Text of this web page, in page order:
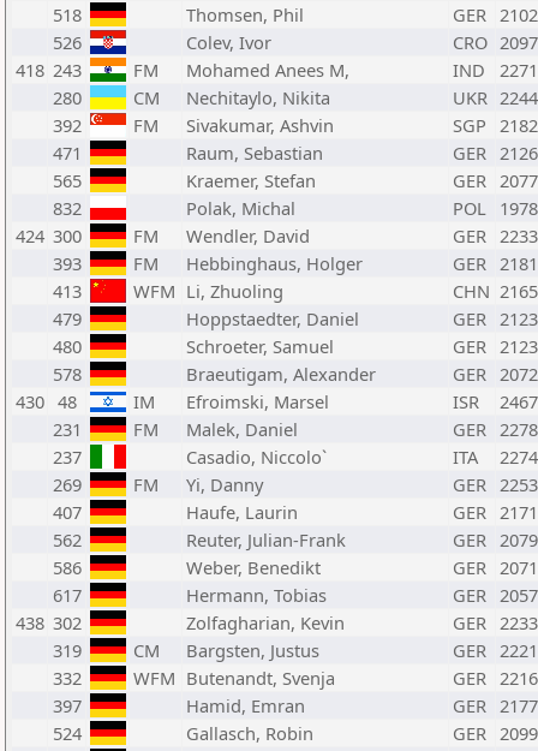
518
Thomsen, Phil GER 2102
526
Colev, Ivor CRO 2097
418 243 FM Mohamed Anees M, IND
2271
280
CM Nechitaylo, Nikita UKR 2244
392
FM Sivakumar, Ashvin SGP 2182
471
Raum, Sebastian GER 2126
565
Kraemer, Stefan GER 2077
832
Polak, Michal POL 1978
424 300 FM Wendler, David GER 2233
393
FM Hebbinghaus, Holger GER 2181
413
WFM Li, Zhuoling CHN 2165
479
Hoppstaedter, Daniel GER 2123
480
Schroeter, Samuel GER 2123
578
Braeutigam, Alexander GER 2072
430 48 IM Efroimski, Marsel ISR
2467
231
FM Malek, Daniel GER 2278
237
Casadio, Niccolo` ITA
2274
269
FM Yi, Danny GER 2253
407
Haufe, Laurin GER 2171
562
Reuter, Julian-Frank GER 2079
586
Weber, Benedikt GER 2071
617
Hermann, Tobias GER 2057
438 302 Zolfagharian, Kevin GER 2233
319
CM Bargsten, Justus GER 2221
332
WFM Butenandt, Svenja GER 2216
397
Hamid, Emran GER 2177
524
Gallasch, Robin GER 2099